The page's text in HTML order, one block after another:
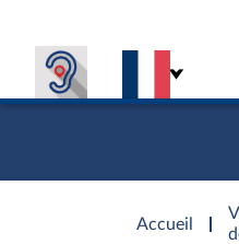
Accueil
d'accueil